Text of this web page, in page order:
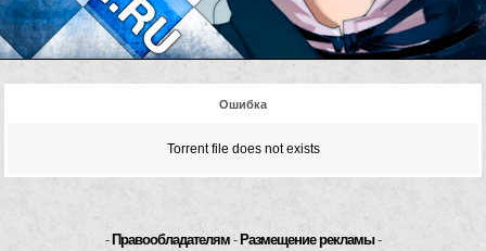
Ошибка
Torrent file does not exists
- Правообладателям - Размещение рекламы-